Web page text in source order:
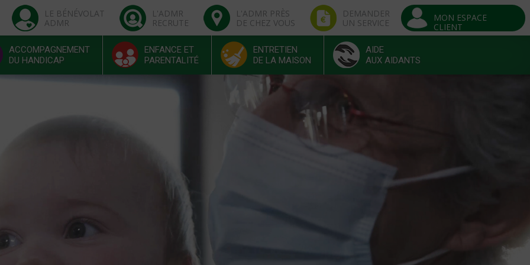
LE BÉNÉVOLAT
ADMR
L'ADMR
RECRUTE
L'ADMR PRÈS
DE CHEZ VOUS
DEMANDER
UN SERVICE
MON ESPACE
CLIENT
ACCOMPAGNEMENT
DU HANDICAP
ENFANCE ET
PARENTALITÉ
ENTRETIEN
DE LA MAISON
AIDE
AUX AIDANTS